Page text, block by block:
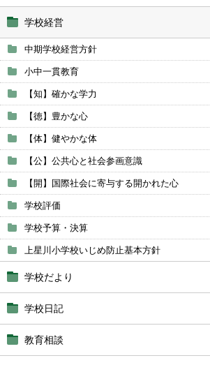
学校経営
中期学校経営方針
小中一貫教育
【知】確かな学力
【徳】豊かな心
【体】健やかな体
【公】公共心と社会参画意識
【開】国際社会に寄与する開かれた心
学校評価
学校予算・決算
上星川小学校いじめ防止基本方針
学校だより
学校日記
教育相談